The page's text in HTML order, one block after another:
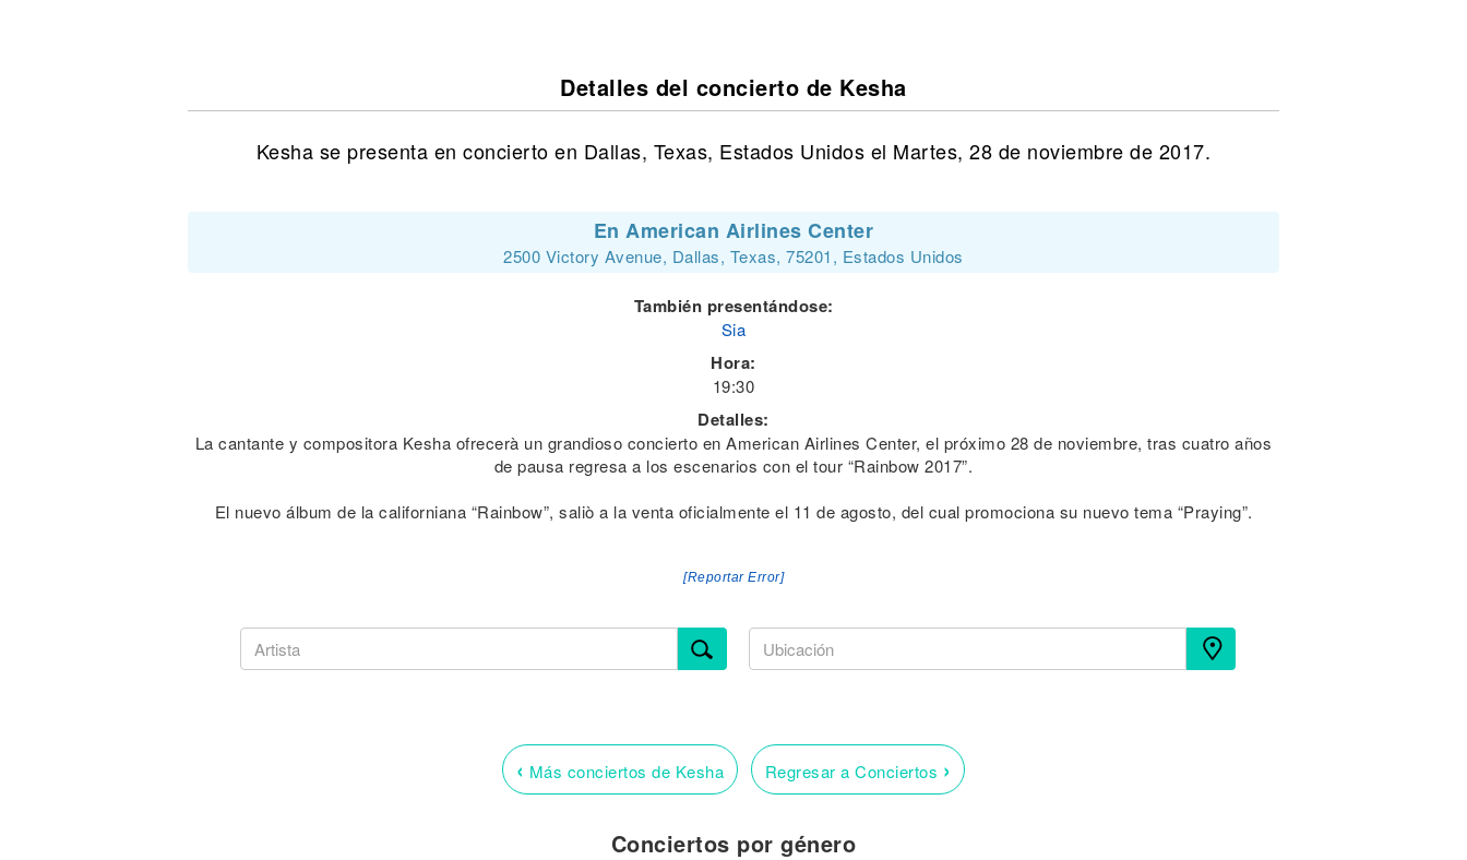
Detalles del concierto de Kesha
Kesha se presenta en concierto en Dallas, Texas, Estados Unidos el Martes, 28 de noviembre de 2017.
En American Airlines Center
2500 Victory Avenue, Dallas, Texas, 75201, Estados Unidos
También presentándose:
Sia
Hora:
19:30
Detalles:
La cantante y compositora Kesha ofrecerà un grandioso concierto en American Airlines Center, el próximo 28 de noviembre, tras cuatro años
de pausa regresa a los escenarios con el tour “Rainbow 2017”.
El nuevo álbum de la californiana “Rainbow”, saliò a la venta oficialmente el 11 de agosto, del cual promociona su nuevo tema “Praying”.
[Reportar Error]
‹ Más conciertos de Kesha Regresar a Conciertos ›
Conciertos por género